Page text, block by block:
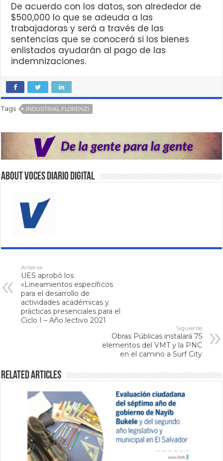
De acuerdo con los datos, son alrededor de
$500,000 lo que se adeuda a las
trabajadoras y será a través de las
sentencias que se conocerá si los bienes
enlistados ayudarán al pago de las
indemnizaciones.
Tags INDUSTRIAL FLORENZI
About VOCES Diario digital
Anterior
UES aprobó los
«Lineamientos específicos
para el desarrollo de
actividades académicas y
prácticas presenciales para el
Ciclo I – Año lectivo 2021
Siguiente
Obras Públicas instalará 75
elementos del VMT y la PNC
en el camino a Surf City
Related Articles